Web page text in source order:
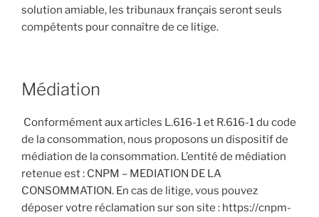
solution amiable, les tribunaux français seront seuls
compétents pour connaître de ce litige.
Médiation
Conformément aux articles L.616-1 et R.616-1 du code
de la consommation, nous proposons un dispositif de
médiation de la consommation. L’entité de médiation
retenue est : CNPM – MEDIATION DE LA
CONSOMMATION. En cas de litige, vous pouvez
déposer votre réclamation sur son site : https://cnpm-